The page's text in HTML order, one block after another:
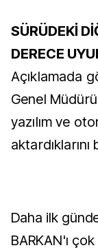
SÜRÜDEKİ
DERECE
Açıklamada
Genel
yazılım ve
aktardıklarını
Daha ilk
BARKAN'ı